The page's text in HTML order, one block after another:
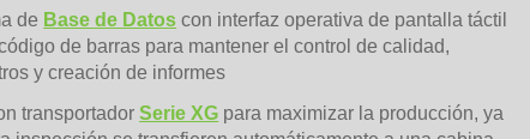
de Base de Datos con interfaz operativa de pantalla táctil
de barras para mantener el control de calidad,
y creación de informes
transportadorSerie XG para maximizar la producción, ya